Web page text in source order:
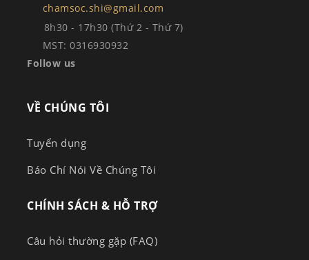
chamsoc.shi@gmail.com
8h30 - 17h30 (Thứ 2 - Thứ 7)
MST: 0316930932
Follow us
VỀ CHÚNG TÔI
Tuyển dụng
Báo Chí Nói Về Chúng Tôi
CHÍNH SÁCH & HỖ TRỢ
Câu hỏi thường gặp (FAQ)